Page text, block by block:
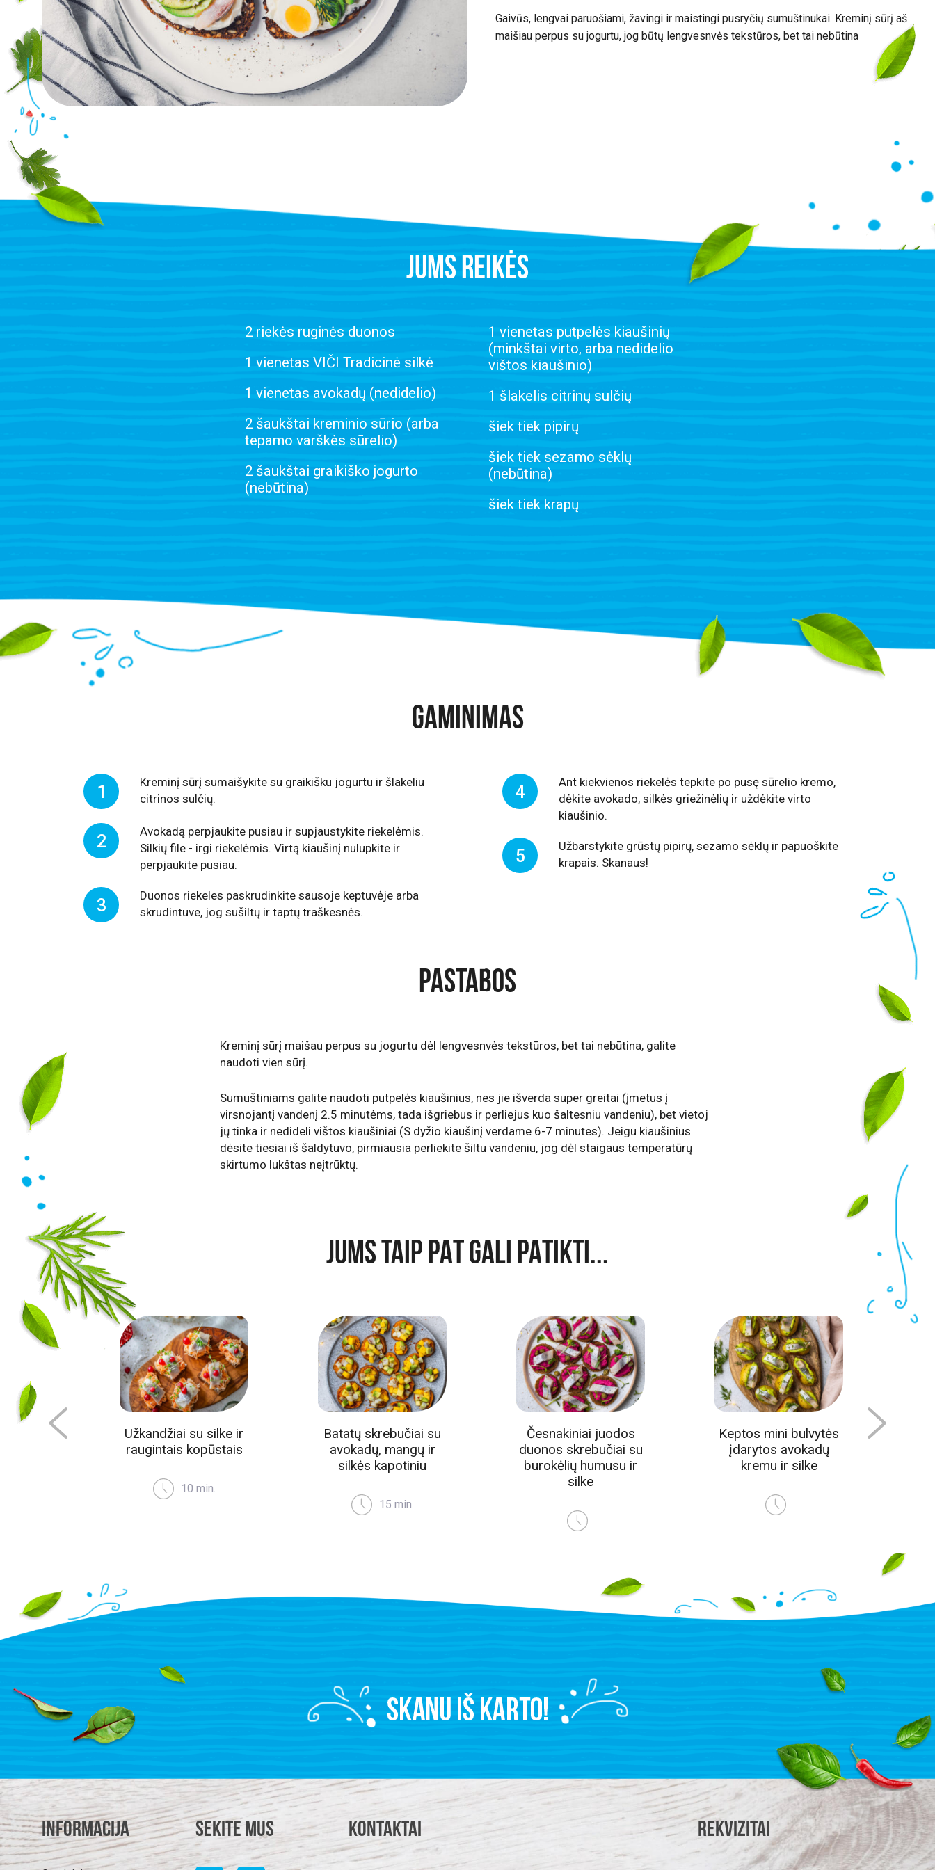
Gaivūs, lengvai paruošiami, žavingi ir maistingi pusryčių sumuštinukai. Kreminį sūrį aš
maišiau perpus su jogurtu, jog būtų lengvesnvės tekstūros, bet tai nebūtina
JUMS REIKĖS
2 riekės ruginės duonos
1 vienetas VIČI Tradicinė silkė
1 vienetas avokadų (nedidelio)
2 šaukštai kreminio sūrio (arba
tepamo varškės sūrelio)
2 šaukštai graikiško jogurto
(nebūtina)
1 vienetas putpelės kiaušinių
(minkštai virto, arba nedidelio
vištos kiaušinio)
1 šlakelis citrinų sulčių
šiek tiek pipirų
šiek tiek sezamo sėklų
(nebūtina)
šiek tiek krapų
GAMINIMAS
1
Kreminį sūrį sumaišykite su graikišku jogurtu ir šlakeliu
citrinos sulčių.
2
Avokadą perpjaukite pusiau ir supjaustykite riekelėmis.
Silkių file - irgi riekelėmis. Virtą kiaušinį nulupkite ir
perpjaukite pusiau.
3
Duonos riekeles paskrudinkite sausoje keptuvėje arba
skrudintuve, jog sušiltų ir taptų traškesnės.
4
Ant kiekvienos riekelės tepkite po pusę sūrelio kremo,
dėkite avokado, silkės griežinėlių ir uždėkite virto
kiaušinio.
5
Užbarstykite grūstų pipirų, sezamo sėklų ir papuoškite
krapais. Skanaus!
PASTABOS
Kreminį sūrį maišau perpus su jogurtu dėl lengvesnvės tekstūros, bet tai nebūtina, galite
naudoti vien sūrį.
Sumuštiniams galite naudoti putpelės kiaušinius, nes jie išverda super greitai (įmetus į
virsnojantį vandenį 2.5 minutėms, tada išgriebus ir perliejus kuo šaltesniu vandeniu), bet vietoj
jų tinka ir nedideli vištos kiaušiniai (S dyžio kiaušinį verdame 6-7 minutes). Jeigu kiaušinius
dėsite tiesiai iš šaldytuvo, pirmiausia perliekite šiltu vandeniu, jog dėl staigaus temperatūrų
skirtumo lukštas neįtrūktų.
JUMS TAIP PAT GALI PATIKTI...
Užkandžiai su silke ir
raugintais kopūstais
10 min.
Batatų skrebučiai su
avokadų, mangų ir
silkės kapotiniu
15 min.
Česnakiniai juodos
duonos skrebučiai su
burokėlių humusu ir
silke
Keptos mini bulvytės
įdarytos avokadų
kremu ir silke
Informacija Sekite mus Kontaktai Rekvizitai